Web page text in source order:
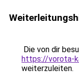
Die von dir
https://vorota-
weiterzuleiten.